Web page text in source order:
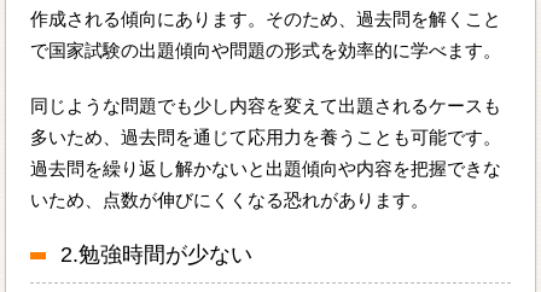
作成される傾向にあります。そのため、過去問を解くこと
で国家試験の出題傾向や問題の形式を効率的に学べます。
同じような問題でも少し内容を変えて出題されるケースも
多いため、過去問を通じて応用力を養うことも可能です。
過去問を繰り返し解かないと出題傾向や内容を把握できな
いため、点数が伸びにくくなる恐れがあります。
2.勉強時間が少ない